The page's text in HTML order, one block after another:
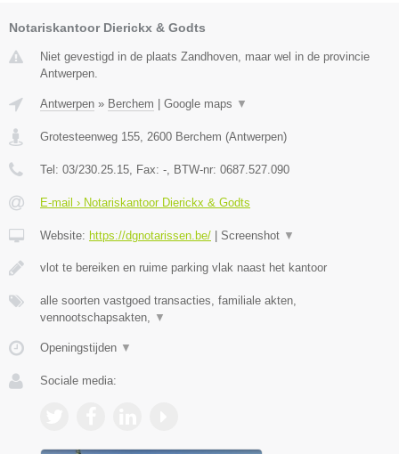
Notariskantoor Dierickx & Godts
Niet gevestigd in de plaats Zandhoven, maar wel in de provincie
Antwerpen.
Antwerpen » Berchem Google maps ▼
Grotesteenweg 155 2600 Berchem (Antwerpen)
Tel: 03/230.25.15 , Fax: - , BTW-nr: 0687.527.090
E-mail › Notariskantoor Dierickx & Godts
Website: https://dgnotarissen.be/ Screenshot ▼
vlot te bereiken en ruime parking vlak naast het kantoor
alle soorten vastgoed transacties, familiale akten,
vennootschapsakten,
▼
Openingstijden ▼
Sociale media: